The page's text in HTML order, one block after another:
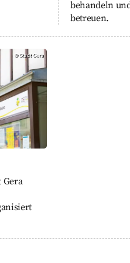
behandeln
betreuen.
© Stadt Gera
Gera